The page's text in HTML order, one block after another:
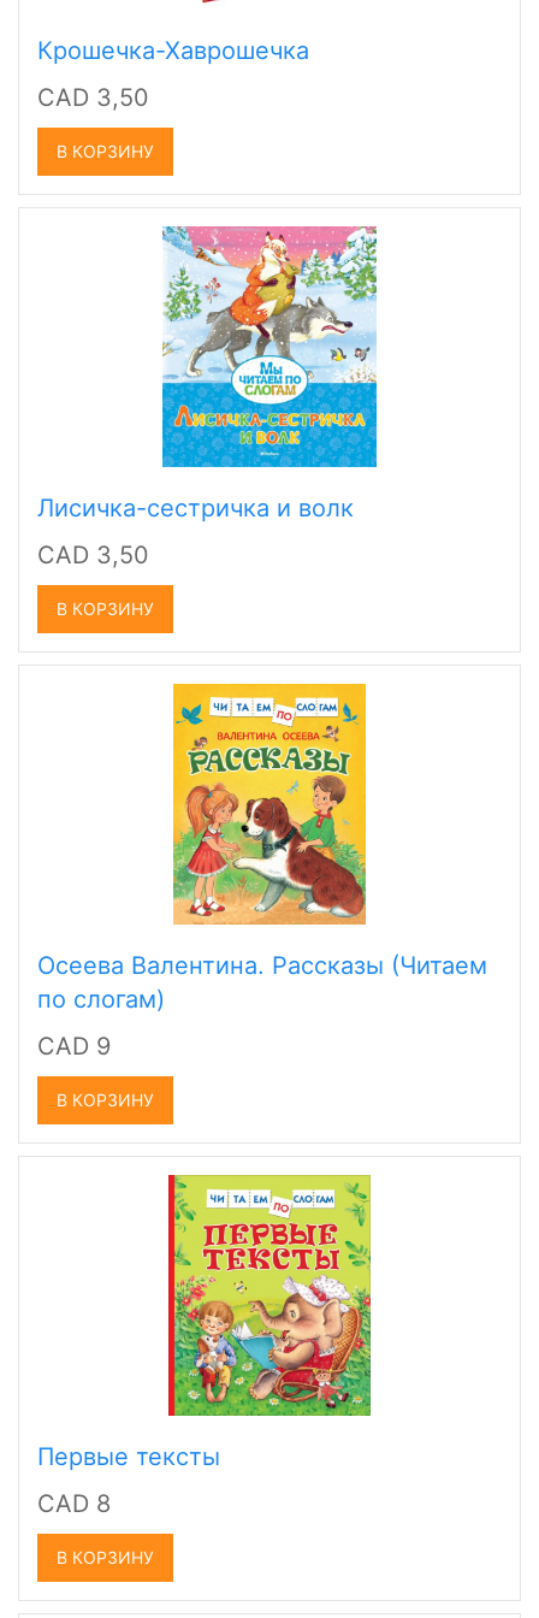
Крошечка-Хаврошечка
CAD 3,50
В КОРЗИНУ
Лисичка-сестричка и волк
CAD 3,50
В КОРЗИНУ
Осеева Валентина. Рассказы (Читаем
по слогам)
CAD 9
В КОРЗИНУ
Первые тексты
CAD 8
В КОРЗИНУ